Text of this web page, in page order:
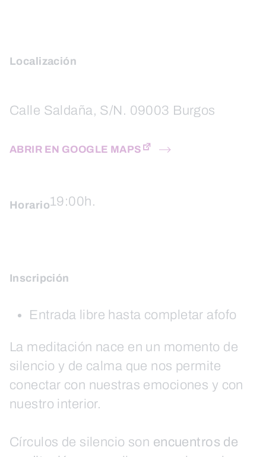
Localización
Calle Saldaña, S/N. 09003 Burgos
ABRIR EN GOOGLE MAPS
Horario19:00h.
Inscripción
Entrada libre hasta completar afofo
La meditación nace en un momento de
silencio y de calma que nos permite
conectar con nuestras emociones y con
nuestro interior.
Círculos de silencio son encuentros de